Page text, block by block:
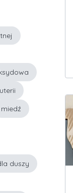
miedź
duszy